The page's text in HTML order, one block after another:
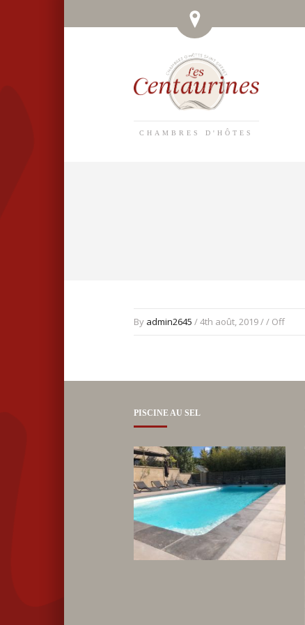
CHAMBRES D'HÔTES
By admin2645 / 4th août, 2019 / / Off
PISCINE AU SEL